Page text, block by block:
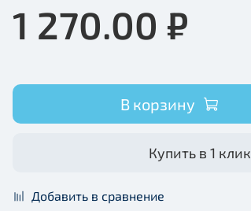
1 270.00 ₽
В корзину
Купить в 1 клик
Добавить в сравнение